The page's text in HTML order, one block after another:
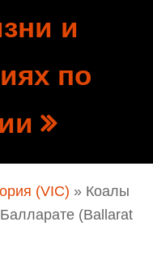
и
по
(VIC) » Коалы
(Ballarat